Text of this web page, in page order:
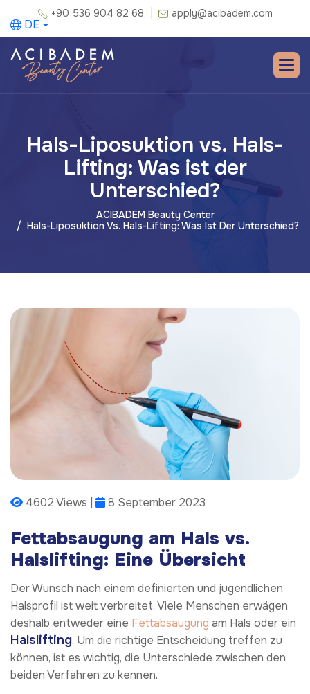
+90 536 904 82 68 apply@acibadem.com
DE
Hals-Liposuktion vs. Hals-
Lifting: Was ist der
Unterschied?
ACIBADEM Beauty Center
Hals-Liposuktion Vs. Hals-Lifting: Was Ist Der Unterschied?
4602 Views | 8 September 2023
Fettabsaugung am Hals vs.
Halslifting: Eine Übersicht
Der Wunsch nach einem definierten und jugendlichen
Halsprofil ist weit verbreitet. Viele Menschen erwägen
deshalb entweder eine Fettabsaugung am Hals oder ein
Halslifting. Um die richtige Entscheidung treffen zu
können, ist es wichtig, die Unterschiede zwischen den
beiden Verfahren zu kennen.